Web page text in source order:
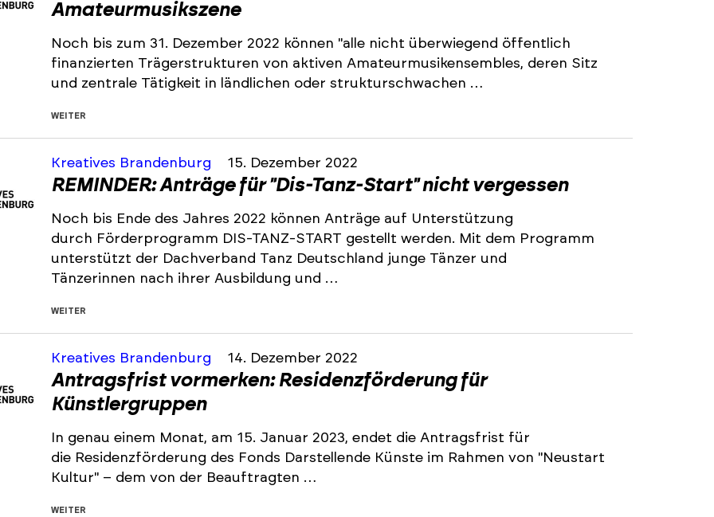
Amateurmusikszene
Noch bis zum 31. Dezember 2022 können "alle nicht überwiegend öffentlich
finanzierten Trägerstrukturen von aktiven Amateurmusikensembles, deren Sitz
und zentrale Tätigkeit in ländlichen oder strukturschwachen …
WEITER
Kreatives Brandenburg 15. Dezember 2022
REMINDER: Anträge für "Dis-Tanz-Start" nicht vergessen
Noch bis Ende des Jahres 2022 können Anträge auf Unterstützung
durch Förderprogramm DIS-TANZ-START gestellt werden. Mit dem Programm
unterstützt der Dachverband Tanz Deutschland junge Tänzer und
Tänzerinnen nach ihrer Ausbildung und …
WEITER
Kreatives Brandenburg 14. Dezember 2022
Antragsfrist vormerken: Residenzförderung für
Künstlergruppen
In genau einem Monat, am 15. Januar 2023, endet die Antragsfrist für
die Residenzförderung des Fonds Darstellende Künste im Rahmen von "Neustart
Kultur" – dem von der Beauftragten …
WEITER